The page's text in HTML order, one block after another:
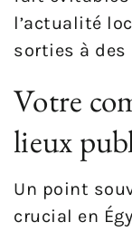
l’actualité
sorties à des
Votre
lieux
Un point
crucial en